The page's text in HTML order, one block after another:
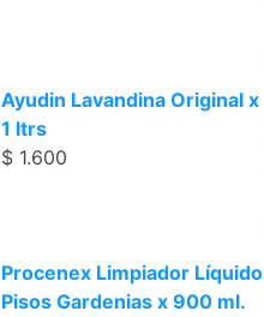
Ayudin Lavandina Original x
1 ltrs
$ 1.600
Procenex Limpiador Líquido
Pisos Gardenias x 900 ml.